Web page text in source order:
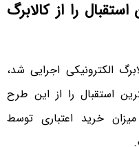
را از کالابرگ
الکترونیکی اجرایی شد،
استقبال را از این طرح
میزان خرید اعتباری توسط